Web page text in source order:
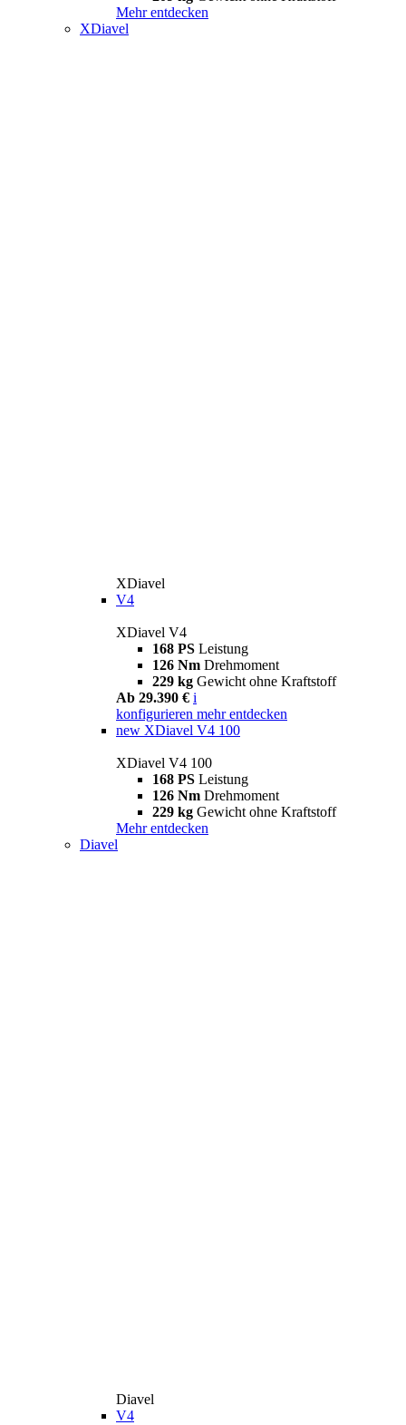
Mehr entdecken
XDiavel
XDiavel
V4
XDiavel V4
168 PS Leistung
126 Nm Drehmoment
229 kg Gewicht ohne Kraftstoff
Ab 29.390 € i
konfigurieren mehr entdecken
new XDiavel V4 100
XDiavel V4 100
168 PS Leistung
126 Nm Drehmoment
229 kg Gewicht ohne Kraftstoff
Mehr entdecken
Diavel
Diavel
V4